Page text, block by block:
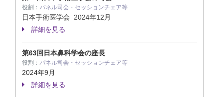
役割： パネル司会・セッションチェア等
日本手術医学会 2024年12月
詳細を見る
第63回日本鼻科学会の座長
役割： パネル司会・セッションチェア等
2024年9月
詳細を見る